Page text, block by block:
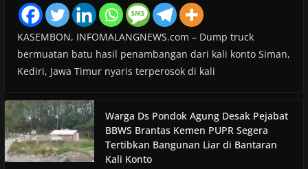
KASEMBON, INFOMALANGNEWS.com – Dump truck
bermuatan batu hasil penambangan dari kali konto Siman,
Kediri, Jawa Timur nyaris terperosok di kali
Warga Ds Pondok Agung Desak Pejabat
BBWS Brantas Kemen PUPR Segera
Tertibkan Bangunan Liar di Bantaran
Kali Konto